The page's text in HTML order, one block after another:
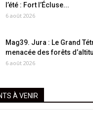
l’été : Fort l’Écluse...
6 août 2026
Mag39. Jura : Le Grand
menacée des forêts
6 août 2026
À VENIR